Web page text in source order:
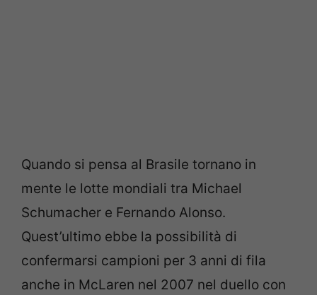
Quando si pensa al Brasile tornano in
mente le lotte mondiali tra Michael
Schumacher e Fernando Alonso.
Quest’ultimo ebbe la possibilità di
confermarsi campioni per 3 anni di fila
anche in McLaren nel 2007 nel duello con